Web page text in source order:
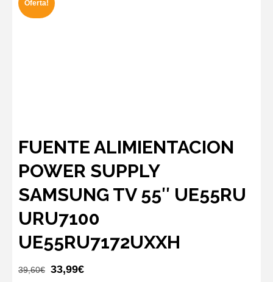
Oferta!
FUENTE ALIMIENTACION
POWER SUPPLY
SAMSUNG TV 55″ UE55RU
URU7100
UE55RU7172UXXH
39,60€ El
33,99€